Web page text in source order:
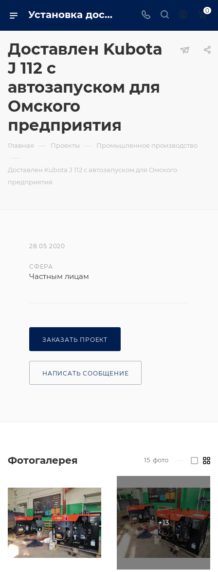
Установка доставлен kubota j 112 с автозапуском для омского предприятия 0
Доставлен Kubota
J 112 с
автозапуском для
Омского
предприятия
Главная — Проекты — Промышленное производство
—
Доставлен Kubota J 112 с автозапуском для Омского
предприятия
28.05.2020
СФЕРА
Частным лицам
ЗАКАЗАТЬ ПРОЕКТ
НАПИСАТЬ СООБЩЕНИЕ
Фотогалерея 15 фото